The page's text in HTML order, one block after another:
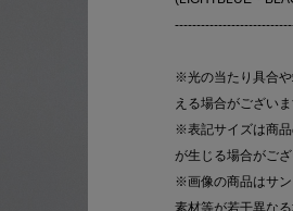
※光の当たり具合
える場合がござい
※表記サイズは商品
が生じる場合がござ
※画像の商品はサン
素材等が若干異なる